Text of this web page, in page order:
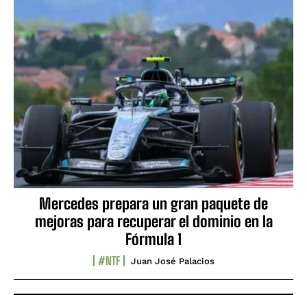
Mercedes prepara un gran paquete de
mejoras para recuperar el dominio en la
Fórmula 1
#NTF Juan José Palacios